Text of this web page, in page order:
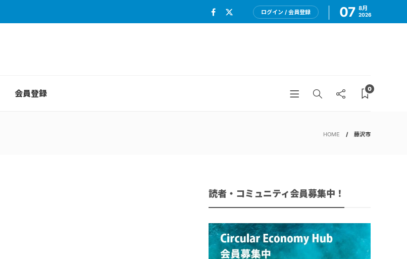
ログイン / 会員登録 07 8月
2026
会員登録 0
HOME 藤沢市
読者・コミュニティ会員募集中！